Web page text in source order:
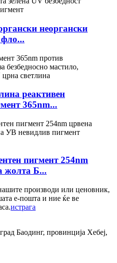
неоргански
реактивен
365nm...
пигмент 254nm
жолта Б...
производи или ценовник,
е-пошта и ние ќе ве
истрага
Баодинг, провинција Хебеј,